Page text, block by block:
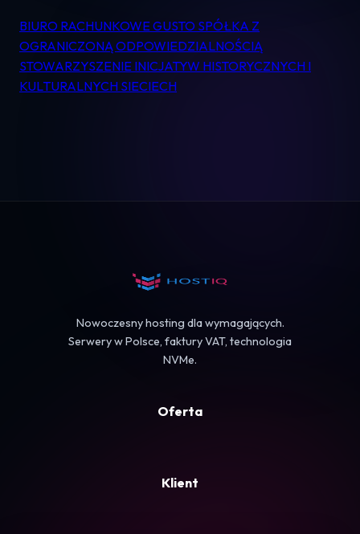
Pomoc
Kontakt
Nawigacja
wpisu
BIURO RACHUNKOWE GUSTO SPÓŁKA Z
OGRANICZONĄ ODPOWIEDZIALNOŚCIĄ
STOWARZYSZENIE INICJATYW HISTORYCZNYCH I
KULTURALNYCH SIECIECH
Nowoczesny hosting dla wymagających.
Serwery w Polsce, faktury VAT, technologia
NVMe.
Oferta
Klient